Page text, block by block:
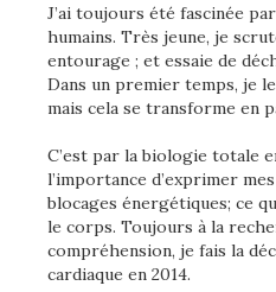
J’ai toujours été fascinée
humains. Très jeune, je
entourage ; et essaie de
Dans un premier temps, je
mais cela se transforme en
C’est par la biologie totale
l’importance d’exprimer
blocages énergétiques; ce
le corps. Toujours à la
compréhension, je fais la
cardiaque en 2014.